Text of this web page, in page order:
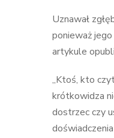
Uznawał
ponieważ
artykule
„Ktoś, kto
krótkowidza
dostrzec czy